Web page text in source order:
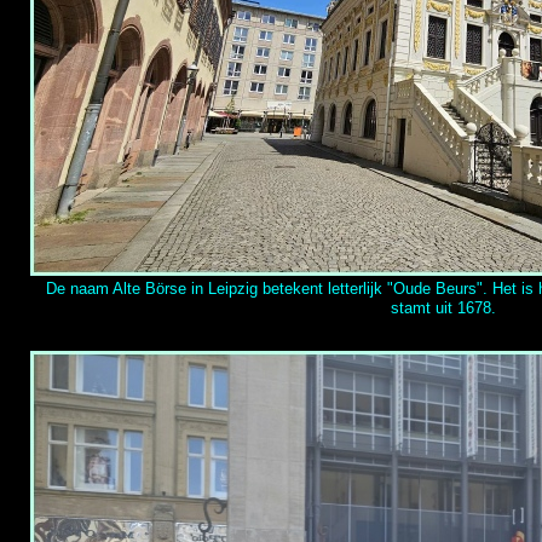
De naam Alte Börse in Leipzig betekent letterlijk "Oude Beurs". Het
stamt uit 1678.